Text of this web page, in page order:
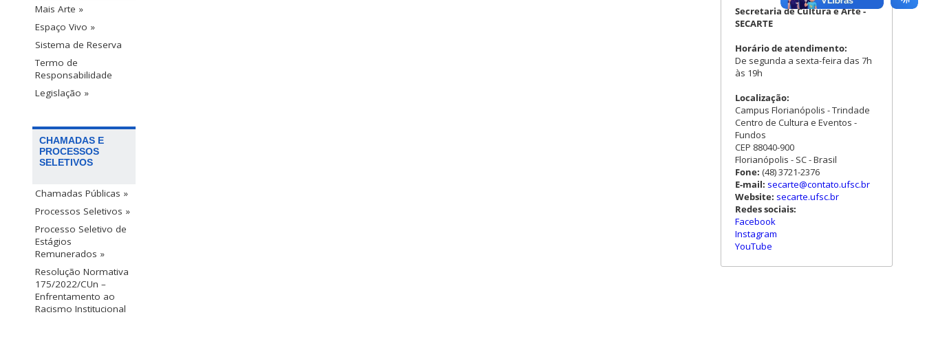
Mais Arte »
Espaço Vivo »
Sistema de Reserva
Termo de
Responsabilidade
Legislação »
CHAMADAS E
PROCESSOS
SELETIVOS
Chamadas Públicas »
Processos Seletivos »
Processo Seletivo de
Estágios
Remunerados »
Resolução Normativa
175/2022/CUn –
Enfrentamento ao
Racismo Institucional
Secretaria de Cultura e Arte -
SECARTE
Horário de atendimento:
De segunda a sexta-feira das 7h
às 19h
Localização:
Campus Florianópolis - Trindade
Centro de Cultura e Eventos -
Fundos
CEP 88040-900
Florianópolis - SC - Brasil
Fone: (48) 3721-2376
E-mail: secarte@contato.ufsc.br
Website: secarte.ufsc.br
Redes sociais:
Facebook
Instagram
YouTube